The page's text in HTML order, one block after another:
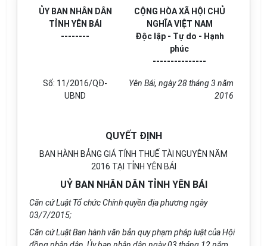
ỦY BAN NHÂN DÂN
TỈNH YÊN BÁI
--------
CỘNG HÒA XÃ HỘI CHỦ
NGHĨA VIỆT NAM
Độc lập - Tự do - Hạnh
phúc
---------------
Số: 11/2016/QĐ-
UBND
Yên Bái, ngày 28 tháng 3 năm
2016
QUYẾT ĐỊNH
BAN HÀNH BẢNG GIÁ TÍNH THUẾ TÀI NGUYÊN NĂM
2016 TẠI TỈNH YÊN BÁI
UỶ BAN NHÂN DÂN TỈNH YÊN BÁI
Căn cứ Luật Tổ chức Chính quyền địa phương ngày
03/7/2015;
Căn cứ Luật Ban hành văn bản quy phạm pháp luật của Hội